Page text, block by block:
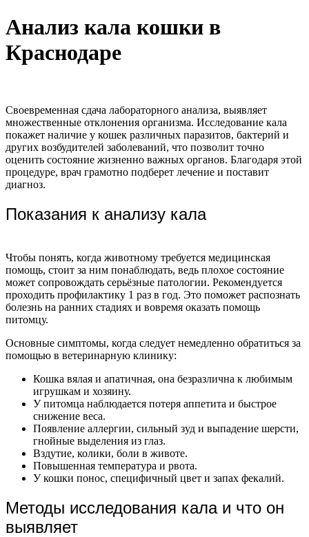
Анализ кала кошки в
Краснодаре
Своевременная сдача лабораторного анализа, выявляет
множественные отклонения организма. Исследование кала
покажет наличие у кошек различных паразитов, бактерий и
других возбудителей заболеваний, что позволит точно
оценить состояние жизненно важных органов. Благодаря этой
процедуре, врач грамотно подберет лечение и поставит
диагноз.
Показания к анализу кала
Чтобы понять, когда животному требуется медицинская
помощь, стоит за ним понаблюдать, ведь плохое состояние
может сопровождать серьёзные патологии. Рекомендуется
проходить профилактику 1 раз в год. Это поможет распознать
болезнь на ранних стадиях и вовремя оказать помощь
питомцу.
Основные симптомы, когда следует немедленно обратиться за
помощью в ветеринарную клинику:
Кошка вялая и апатичная, она безразлична к любимым
игрушкам и хозяину.
У питомца наблюдается потеря аппетита и быстрое
снижение веса.
Появление аллергии, сильный зуд и выпадение шерсти,
гнойные выделения из глаз.
Вздутие, колики, боли в животе.
Повышенная температура и рвота.
У кошки понос, специфичный цвет и запах фекалий.
Методы исследования кала и что он
выявляет